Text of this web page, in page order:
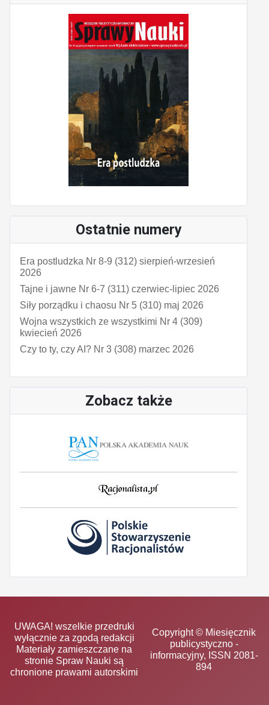
Ostatnie numery
Era postludzka Nr 8-9 (312) sierpień-wrzesień
2026
Tajne i jawne Nr 6-7 (311) czerwiec-lipiec 2026
Siły porządku i chaosu Nr 5 (310) maj 2026
Wojna wszystkich ze wszystkimi Nr 4 (309)
kwiecień 2026
Czy to ty, czy AI? Nr 3 (308) marzec 2026
Zobacz także
UWAGA! wszelkie przedruki
wyłącznie za zgodą redakcji
Materiały zamieszczane na
stronie Spraw Nauki są
chronione prawami autorskimi
Copyright © Miesięcznik
publicystyczno -
informacyjny, ISSN 2081-
894